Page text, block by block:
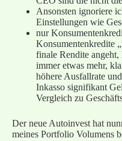
Ansonsten ignoriere
Einstellungen wie
nur
Konsumentenkredite
finale Rendite angeht,
immer etwas mehr,
höhere Ausfallrate
Inkasso signifikant
Vergleich zu
Der neue Autoinvest hat
meines Portfolio Volumens